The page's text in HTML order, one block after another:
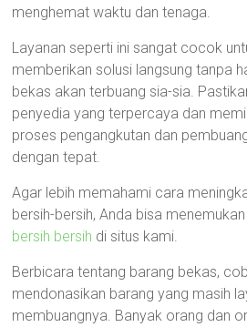
menghemat waktu dan tenaga.
Layanan seperti ini sangat cocok
memberikan solusi langsung tanpa
bekas akan terbuang sia-sia.
penyedia yang terpercaya dan
proses pengangkutan dan
dengan tepat.
Agar lebih memahami cara
bersih-bersih, Anda bisa
bersih bersih di situs kami.
Berbicara tentang barang bekas,
mendonasikan barang yang masih
membuangnya. Banyak orang dan